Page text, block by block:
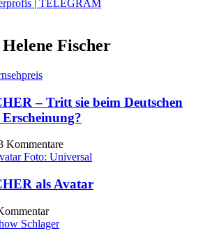
| TELEGRAM
Fischer
– Tritt sie beim Deutschen
Kommentare
als Avatar